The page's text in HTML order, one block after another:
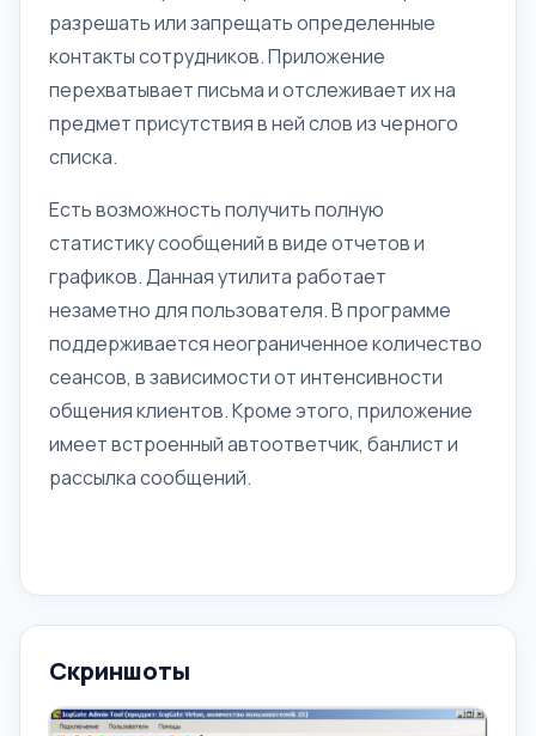
разрешать или запрещать определенные
контакты сотрудников. Приложение
перехватывает письма и отслеживает их на
предмет присутствия в ней слов из черного
списка.
Есть возможность получить полную
статистику сообщений в виде отчетов и
графиков. Данная утилита работает
незаметно для пользователя. В программе
поддерживается неограниченное количество
сеансов, в зависимости от интенсивности
общения клиентов. Кроме этого, приложение
имеет встроенный автоответчик, банлист и
рассылка сообщений.
Скриншоты